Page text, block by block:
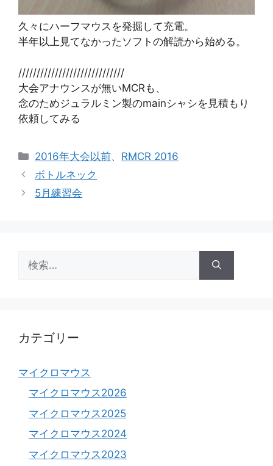
久々にハーフマウスを発掘して充電。
半年以上見てなかったソフトの解読から始める。
/////////////////////////////
大会アナウンスが無いMCRも、
念のためジュラルミン製のmainシャシを見積もり
依頼してみる
カ
テ
リ
2016年大会以前、 RMCR 2016
ボトルネック
5月練習会
索:
カテゴリー
マイクロマウス
マイクロマウス2026
マイクロマウス2025
マイクロマウス2024
マイクロマウス2023